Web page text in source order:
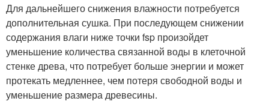
Для дальнейшего снижения влажности потребуется
дополнительная сушка. При последующем снижении
содержания влаги ниже точки fsp произойдет
уменьшение количества связанной воды в клеточной
стенке древа, что потребует больше энергии и может
протекать медленнее, чем потеря свободной воды и
уменьшение размера древесины.